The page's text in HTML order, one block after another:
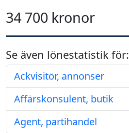
34 700 kronor
Se även lönestatistik för:
Ackvisitör, annonser
Affärskonsulent, butik
Agent, partihandel